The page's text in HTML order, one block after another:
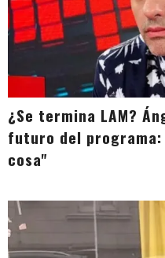
¿Se termina LAM?
futuro del
cosa"